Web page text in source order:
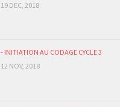
19 DÉC, 2018
- INITIATION AU CODAGE CYCLE 3
12 NOV, 2018